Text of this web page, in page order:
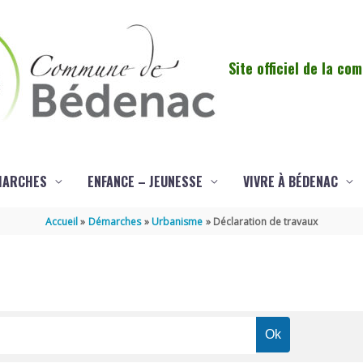
Site officiel de la
ENFANCE – JEUNESSE VIVRE À BÉDENAC
Accueil Démarches Urbanisme Déclaration de travaux